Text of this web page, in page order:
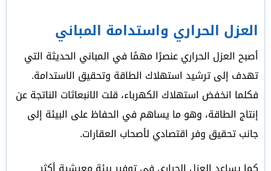
العزل الحراري واستدامة المباني
أصبح العزل الحراري عنصرًا مهمًا في المباني الحديثة التي
تهدف إلى ترشيد استهلاك الطاقة وتحقيق الاستدامة.
فكلما انخفض استهلاك الكهرباء، قلت الانبعاثات الناتجة عن
إنتاج الطاقة، وهو ما يساهم في الحفاظ على البيئة إلى
جانب تحقيق وفر اقتصادي لأصحاب العقارات.